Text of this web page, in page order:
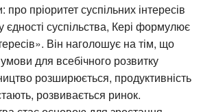
пріоритет суспільних інтересів
єдності суспільства, Кері формулює
Він наголошує на тім, що
для всебічного розвитку
розширюється, продуктивність
розвивається ринок.